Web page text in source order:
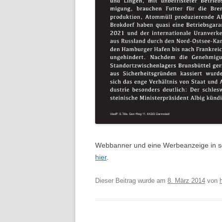
TON-
TRICKS
JUSTIZ“
IM
Webbanner und eine Werbeanzeige in
hier.
Dieser Beitrag wurde am 8. März 2014 von